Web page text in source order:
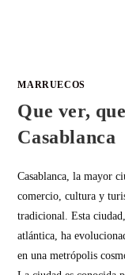
MARRUECOS
Que ver,
Casablanca
Casablanca, la mayor
comercio, cultura y
tradicional. Esta
atlántica, ha
en una metrópolis